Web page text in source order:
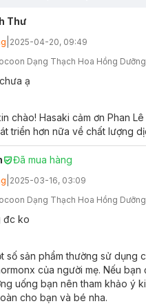
Thư
2025-04-20, 09:49
Dạng Thạch Hoa Hồng
ạ
chào! Hasaki cảm ơn Phan
triển hơn nữa về chất lượng
Đã mua hàng
2025-03-16, 03:09
Dạng Thạch Hoa Hồng
đc ko
số sản phẩm thường sử dụng
của người mẹ. Nếu
uống bạn nên tham khảo ý
cho bạn và bé nha.